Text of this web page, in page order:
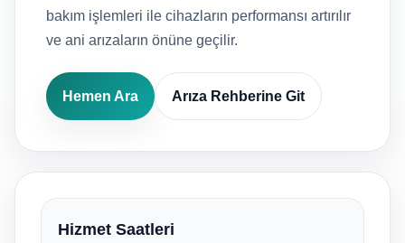
bakım işlemleri ile cihazların performansı artırılır
ve ani arızaların önüne geçilir.
Hemen Ara Arıza Rehberine Git
Hizmet Saatleri